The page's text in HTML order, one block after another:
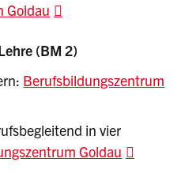
Goldau
(BM 2)
Berufsbildungszentrum
in vier
Goldau